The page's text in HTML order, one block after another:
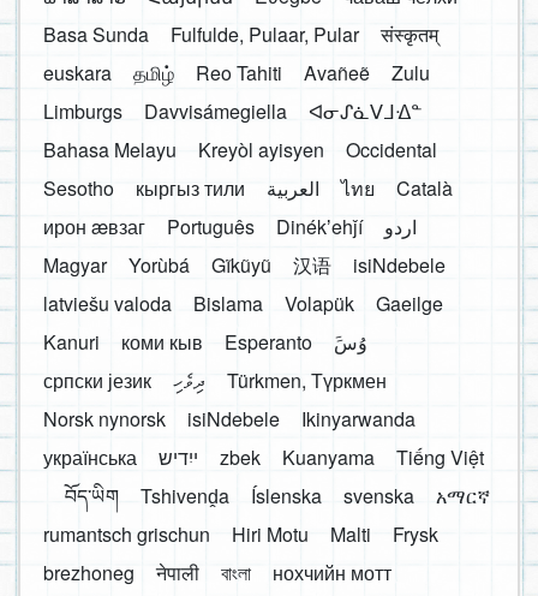
Basa Sunda
Fulfulde, Pulaar, Pular
संस्कृतम्
euskara
தமிழ் Reo Tahiti Avañeẽ
Zulu
Limburgs
Davvisámegiella
ᐊᓂᔑᓈᐯᒧᐎᓐ
Bahasa Melayu
Kreyòl ayisyen
Occidental
Sesotho
кыргыз тили العربية ไทย
Català
ирон æвзаг
Português Dinékʼehǰí
اردو
Magyar
Yorùbá Gĩkũyũ 汉语
isiNdebele
latviešu valoda
Bislama Volapük
Gaeilge
Kanuri
коми кыв Esperanto
َوُسَ
српски језик
ދިވެހި
Türkmen, Түркмен
Norsk nynorsk
isiNdebele
Ikinyarwanda
українська
ייִדיש zbek Kuanyama
Tiếng Việt
བོད་ཡིག
Tshivenḓa Íslenska svenska
አማርኛ
rumantsch grischun
Hiri Motu Malti
Frysk
brezhoneg
नेपाली বাংলা
нохчийн мотт